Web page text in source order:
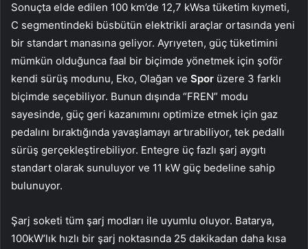
Sonuçta elde edilen 100 km’de 12,7 kWsa tüketim kıymeti,
C segmentindeki büsbütün elektrikli araçlar ortasında yeni
bir standart manasına geliyor. Ayrıyeten, güç tüketimini
mümkün olduğunca faal bir biçimde yönetmek için şoför
kendi sürüş modunu, Eko, Olağan ve Spor üzere 3 farklı
biçimde seçebiliyor. Bunun dışında “FREN” modu
sayesinde, güç geri kazanımını optimize etmek için gaz
pedalını bıraktığında yavaşlamayı artırabiliyor, tek pedallı
sürüş gerçekleştirebiliyor. Entegre üç fazlı şarj aygıtı
standart olarak sunuluyor ve 11 kW güç bedeline sahip
bulunuyor.
Şarj soketi tüm şarj modları ile uyumlu oluyor. Batarya,
100kW’lık hızlı bir şarj noktasında 25 dakikadan daha kısa